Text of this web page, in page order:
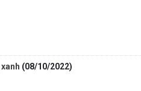
(08/10/2022)